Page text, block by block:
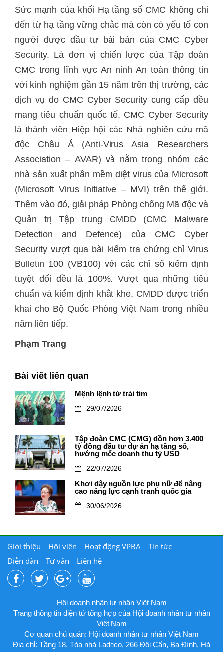
Sức mạnh của khối Hạ tầng số CMC không chỉ
đến từ hạ tầng vững chắc mà còn có yếu tố con
người được đầu tư bài bản của CMC Cyber
Security. Là đơn vị chiến lược của Tập đoàn
CMC trong lĩnh vực An ninh An toàn thông tin
với kinh nghiệm gần 15 năm trên thị trường, các
dịch vụ do CMC Cyber Security cung cấp đều
mang tiêu chuẩn quốc tế. CMC Cyber Security
là thành viên Hiệp hội các Nhà nghiên cứu mã
độc Châu Á (Anti-Virus Asia Researchers
Association – AVAR) và nằm trong nhóm các
nhà sản xuất phần mềm diệt virus của Microsoft
(Microsoft Virus Initiative – MVI) trên thế giới.
Thêm vào đó, giải pháp Phòng chống Mã độc và
Quản trị Tập trung CMDD (CMC Malware
Detection and Defence) của CMC Cyber
Security vượt qua bài kiểm tra chứng chỉ Virus
Bulletin 100 (VB100) với các chỉ số kiểm định
tuyệt đối đều là 100%. Vượt qua những tiêu
chuẩn và kiểm định khắt khe, CMDD được triển
khai cho Bộ Quốc Phòng Việt Nam trong nhiều
năm liên tiếp.
Phạm Trang
Bài viết liên quan
Mệnh lệnh từ trái tim
29/07/2026
Tập đoàn CMC (CMG) dồn hơn 3.400
tỷ đồng đầu tư dự án hạ tầng số,
hướng mốc doanh thu tỷ USD
22/07/2026
Khơi dậy nguồn lực phụ nữ để nâng
cao năng lực cạnh tranh quốc gia
30/06/2026
Giới thiệu Hội viên Hoạt động VPBA
Tin tức
Diễn đàn
Tư vấn Liên hệ
Hội doanh nhân tư nhân Việt Nam
Trang thông tin điện tử tổng hợp của Hội doanh nhân tư nhân
Việt Nam
Cơ quan chủ quản: Hội doanh nhân tư nhân Việt Nam
Địa chỉ: Tầng 18, Tòa nhà Ladeco, 266 Đội Cấn, Ba Đình, Hà